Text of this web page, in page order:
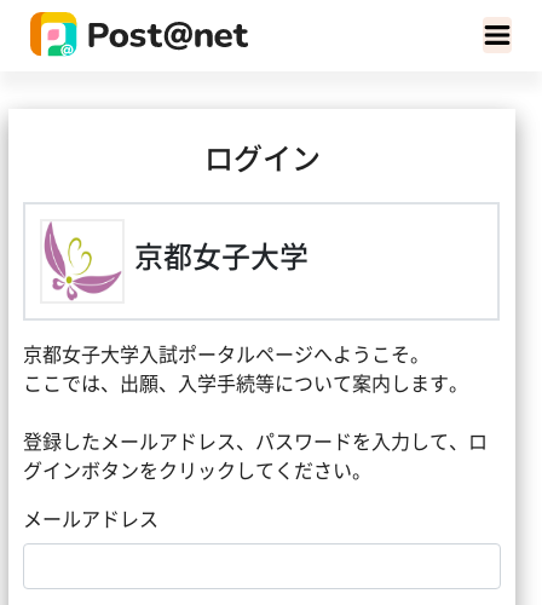
ログイン
京都女子大学
京都女子大学入試ポータルページへようこそ。
ここでは、出願、入学手続等について案内します。
登録したメールアドレス、パスワードを入力して、ロ
グインボタンをクリックしてください。
メールアドレス